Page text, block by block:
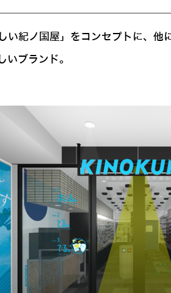
紀ノ国屋」をコンセプトに、他
ブランド。